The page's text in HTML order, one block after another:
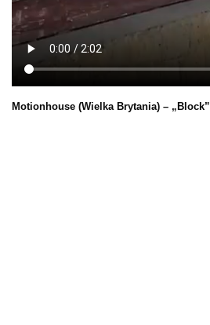
Motionhouse (Wielka Brytania) – „Block”